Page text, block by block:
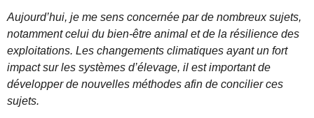
Aujourd’hui, je me sens concernée par de nombreux sujets,
notamment celui du bien-être animal et de la résilience des
exploitations. Les changements climatiques ayant un fort
impact sur les systèmes d’élevage, il est important de
développer de nouvelles méthodes afin de concilier ces
sujets.